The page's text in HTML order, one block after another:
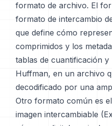
formato de archivo. El
formato de intercambio
que define cómo
comprimidos y los
tablas de cuantificación y
Huffman, en un archivo
decodificado por una
Otro formato común es
imagen intercambiable